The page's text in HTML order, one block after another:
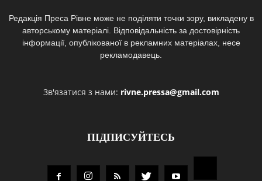
Редакція Преса Рівне може не поділяти точки зору, викладену в
авторському матеріалі. Відповідальність за достовірність
інформації, опублікованої в рекламних матеріалах, несе
рекламодавець.
Зв'язатися з нами: rivne.pressa@gmail.com
ПІДПИСУЙТЕСЬ